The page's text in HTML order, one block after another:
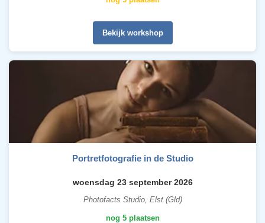
Bekijk workshop
Portretfotografie in de Studio
woensdag 23 september 2026
Photofacts Studio, Elst (Gld)
nog 5 plaatsen